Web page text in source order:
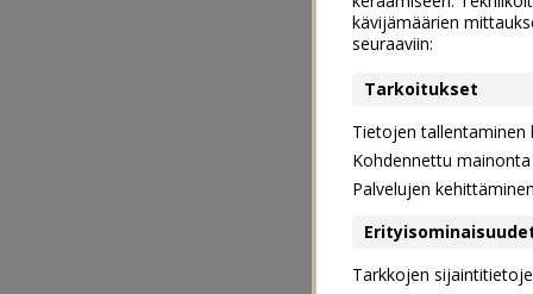
kävijämäärien
seuraaviin:
Tarkoitukset
Tietojen
Kohdennettu
Palvelujen
Tarkkojen